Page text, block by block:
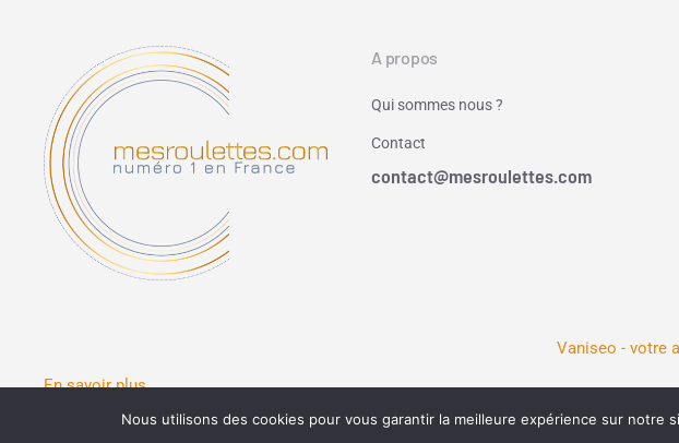
A propos
Qui sommes nous ?
Contact
contact@mesroulettes.com
Vaniseo - votre
En savoir plus
Nous utilisons des cookies pour vous garantir la meilleure expérience sur